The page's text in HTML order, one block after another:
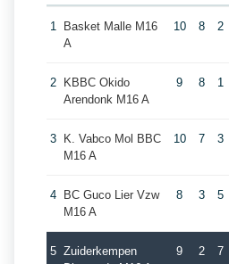
1
Basket Malle M16
A
10 8 2
2
KBBC Okido
Arendonk M16 A
9 8 1
3
K. Vabco Mol BBC
M16 A
10 7 3
4
BC Guco Lier Vzw
M16 A
8 3 5
5 Zuiderkempen
9 2 7